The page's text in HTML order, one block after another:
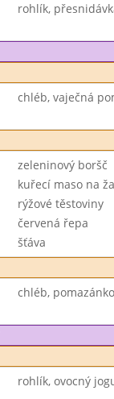
rohlík,
chléb, vaječná
zeleninový boršč
kuřecí maso na
rýžové těstoviny
červená řepa
šťáva
chléb,
rohlík, ovocný